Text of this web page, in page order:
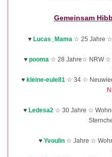
Gemeinsam
♥ Lucas_Mama ☆ 25 Jahre
♥ pooma ☆ 28 Jahre☆ NRW ☆
♥ kleine-eule81 ☆ 34 ☆
♥ Ledesa2 ☆ 30 Jahre ☆
♥ Yvoulin ☆ Jahre ☆